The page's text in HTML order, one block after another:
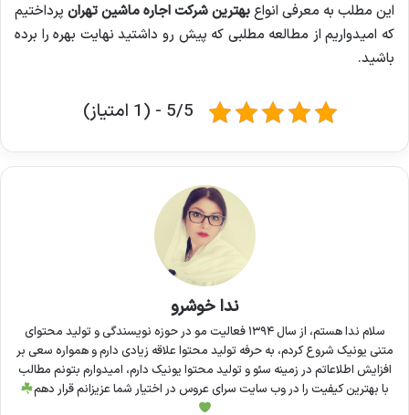
این مطلب به معرفی انواعبهترین شرکت اجاره ماشین تهران پرداختیم
که امیدواریم از مطالعه مطلبی که پیش رو داشتید نهایت بهره را برده
باشید.
5/5 - (1 امتیاز)
ندا خوشرو
سلام ندا هستم، از سال ۱۳۹۴ فعالیت مو در حوزه نویسندگی و تولید محتوای
متنی یونیک شروع کردم، به حرفه تولید محتوا علاقه زیادی دارم و همواره سعی بر
افزایش اطلاعاتم در زمینه سئو و تولید محتوا یونیک دارم، امیدوارم بتونم مطالب
با بهترین کیفیت را در وب سایت سرای عروس در اختیار شما عزیزانم قرار دهم